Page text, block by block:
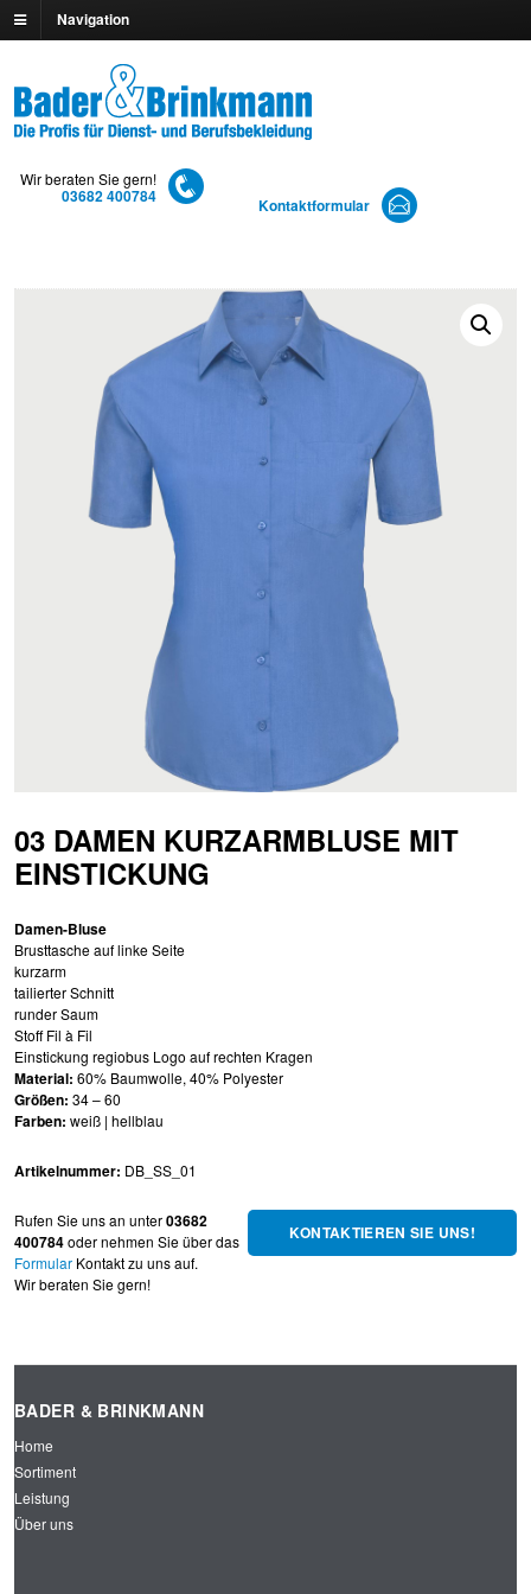
Navigation
Wir beraten Sie gern!
03682 400784 Kontaktformular
03 DAMEN KURZARMBLUSE MIT
EINSTICKUNG
Damen-Bluse
Brusttasche auf linke Seite
kurzarm
tailierter Schnitt
runder Saum
Stoff Fil à Fil
Einstickung regiobus Logo auf rechten Kragen
Material: 60% Baumwolle, 40% Polyester
Größen: 34 – 60
Farben: weiß | hellblau
Artikelnummer: DB_SS_01
KONTAKTIEREN SIE UNS!
Rufen Sie uns an unter03682
400784oder nehmen Sie über das
Formular Kontakt zu uns auf.
Wir beraten Sie gern!
BADER & BRINKMANN
Home
Sortiment
Leistung
Über uns